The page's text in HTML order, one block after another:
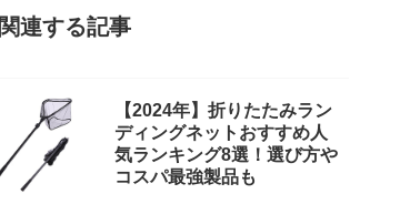
関連する記事
【2024年】折りたたみラン
ディングネットおすすめ人
気ランキング8選！選び方や
コスパ最強製品も